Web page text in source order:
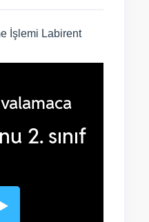
İşlemi Labirent